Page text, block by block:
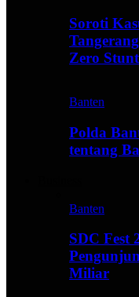
Soroti
Zero
Banten
Polda
tentang
Banten
SDC Fest
Miliar